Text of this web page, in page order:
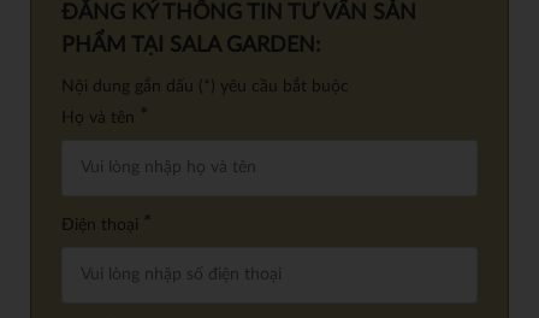
ĐĂNG KÝ THÔNG TIN TƯ VẤN SẢN
PHẨM TẠI SALA GARDEN:
Nội dung gắn dấu (*) yêu cầu bắt buộc
Họ và tên *
Điện thoại *